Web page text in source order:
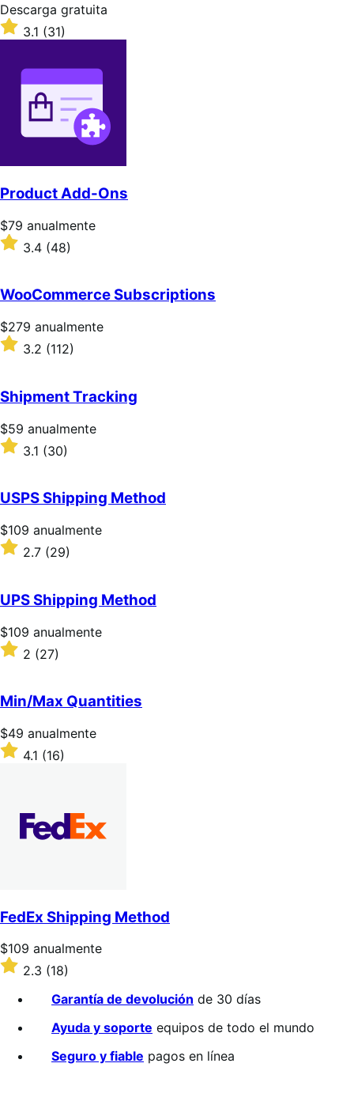
Descarga
gratuita
Descarga gratuita
Valoración:
3.1
estrellas
3.1 (31)
Product Add-Ons
Precio:
$79/anualmente
$79 anualmente
Valoración:
3.4
5
estrellas
3.4 (48)
WooCommerce Subscriptions
Precio:
$279/anualmente
$279 anualmente
Valoración:
5
estrellas
3.2 (112)
Shipment Tracking
Precio:
$59/anualmente
$59 anualmente
Valoración:
3.1
5
estrellas
3.1 (30)
USPS Shipping Method
Precio:
$109/anualmente
$109 anualmente
Valoración:
5
estrellas
2.7 (29)
UPS Shipping Method
Precio:
$109/anualmente
$109 anualmente
Valoración:
2
5
estrellas
2 (27)
Min/Max Quantities
Precio:
$49/anualmente
$49 anualmente
Valoración:
4.1
estrellas
4.1 (16)
FedEx Shipping Method
Precio:
$109/anualmente
$109 anualmente
Valoración:
sobre
estrellas
2.3 (18)
Garantía de devolución de 30 días
Ayuda y soporte equipos de todo el mundo
Seguro y fiable pagos en línea